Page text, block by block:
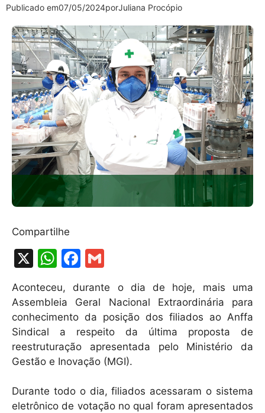
Publicado em07/05/2024porJuliana Procópio
Compartilhe
X
W
at
s
A
p
p
F
c
e
b
o
o
k
ai
l
Aconteceu, durante o dia de hoje, mais uma
Assembleia Geral Nacional Extraordinária para
conhecimento da posição dos filiados ao Anffa
Sindical a respeito da última proposta de
reestruturação apresentada pelo Ministério da
Gestão e Inovação (MGI).
Durante todo o dia, filiados acessaram o sistema
eletrônico de votação no qual foram apresentados